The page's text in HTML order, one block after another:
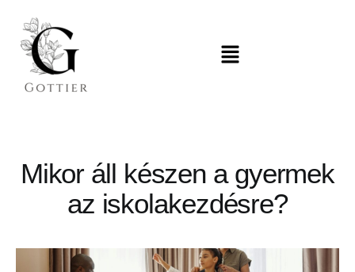
Mikor áll készen a gyermek
az iskolakezdésre?